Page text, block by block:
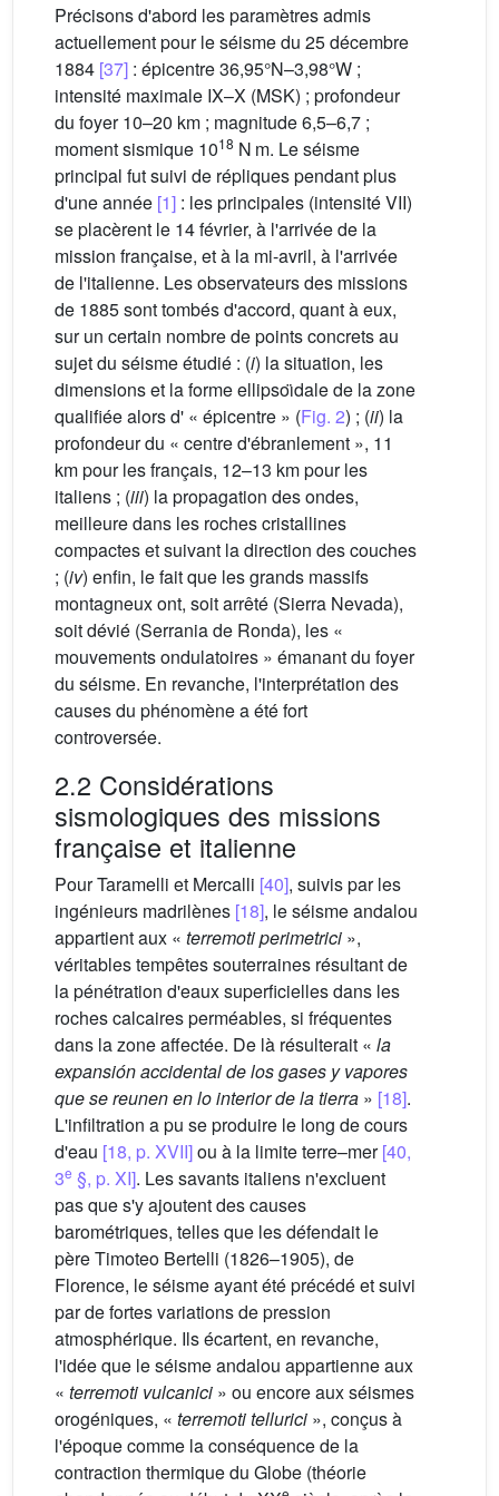
Précisons d'abord les paramètres admis
actuellement pour le séisme du 25 décembre
1884 [37] : épicentre 36,95°N–3,98°W ;
intensité maximale IX–X (MSK) ; profondeur
du foyer 10–20 km ; magnitude 6,5–6,7 ;
moment sismique 1018 N m. Le séisme
principal fut suivi de répliques pendant plus
d'une année [1] : les principales (intensité VII)
se placèrent le 14 février, à l'arrivée de la
mission française, et à la mi-avril, à l'arrivée
de l'italienne. Les observateurs des missions
de 1885 sont tombés d'accord, quant à eux,
sur un certain nombre de points concrets au
sujet du séisme étudié : (i) la situation, les
dimensions et la forme ellipsoı̈dale de la zone
qualifiée alors d' « épicentre » (Fig. 2) ; (ii) la
profondeur du « centre d'ébranlement », 11
km pour les français, 12–13 km pour les
italiens ; (iii) la propagation des ondes,
meilleure dans les roches cristallines
compactes et suivant la direction des couches
; (iv) enfin, le fait que les grands massifs
montagneux ont, soit arrêté (Sierra Nevada),
soit dévié (Serrania de Ronda), les «
mouvements ondulatoires » émanant du foyer
du séisme. En revanche, l'interprétation des
causes du phénomène a été fort
controversée.
2.2 Considérations
sismologiques des missions
française et italienne
Pour Taramelli et Mercalli [40], suivis par les
ingénieurs madrilènes [18], le séisme andalou
appartient aux « terremoti perimetrici »,
véritables tempêtes souterraines résultant de
la pénétration d'eaux superficielles dans les
roches calcaires perméables, si fréquentes
dans la zone affectée. De là résulterait « la
expansión accidental de los gases y vapores
que se reunen en lo interior de la tierra » [18].
L'infiltration a pu se produire le long de cours
d'eau [18, p. XVII]ou à la limite terre–mer[40,
3e §, p. XI]. Les savants italiens n'excluent
pas que s'y ajoutent des causes
barométriques, telles que les défendait le
père Timoteo Bertelli (1826–1905), de
Florence, le séisme ayant été précédé et suivi
par de fortes variations de pression
atmosphérique. Ils écartent, en revanche,
l'idée que le séisme andalou appartienne aux
« terremoti vulcanici » ou encore aux séismes
orogéniques, « terremoti tellurici », conçus à
l'époque comme la conséquence de la
contraction thermique du Globe (théorie